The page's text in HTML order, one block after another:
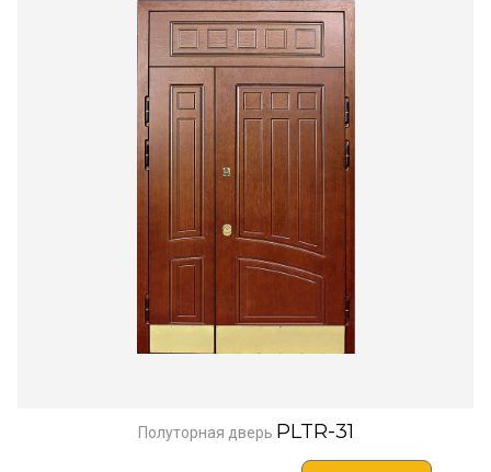
Полуторная дверь PLTR-31